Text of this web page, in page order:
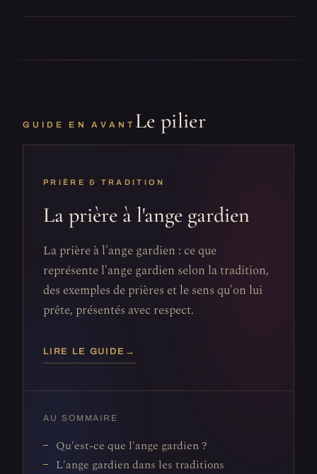
GUIDE EN AVANT Le pilier
PRIÈRE & TRADITION
La prière à l'ange gardien
La prière à l'ange gardien : ce que
représente l'ange gardien selon la tradition,
des exemples de prières et le sens qu'on lui
prête, présentés avec respect.
LIRE LE GUIDE →
AU SOMMAIRE
Qu'est-ce que l'ange gardien ?
L'ange gardien dans les traditions